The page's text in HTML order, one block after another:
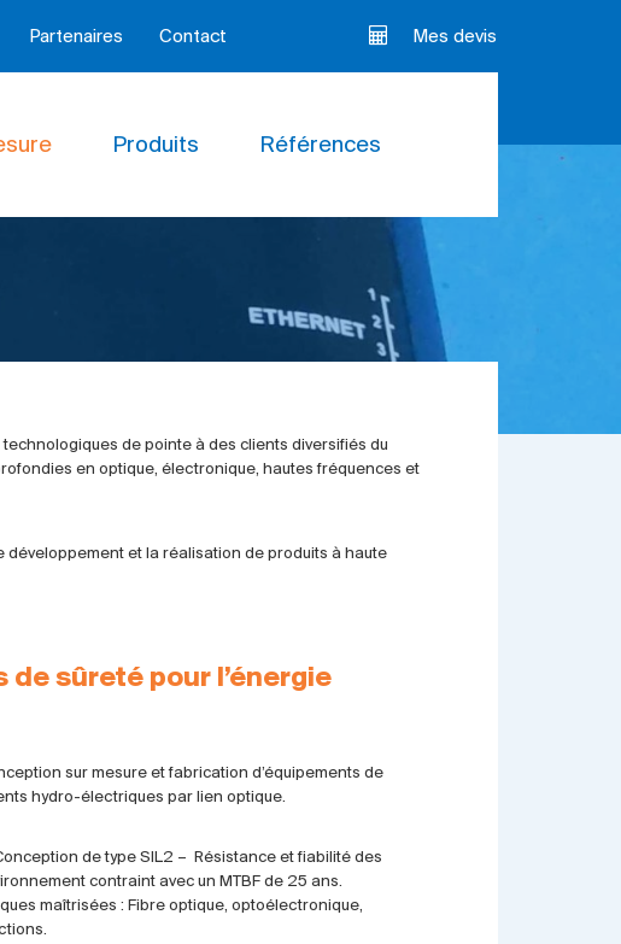
Partenaires Contact Mes devis
Produits Références
de pointe à des clients diversifiés du
en optique, électronique, hautes fréquences et
et la réalisation de produits à haute
de sûreté pour l’énergie
sur mesure et fabrication d’équipements de
hydro-électriques par lien optique.
de type SIL2 – Résistance et fiabilité des
contraint avec un MTBF de 25 ans.
maîtrisées : Fibre optique, optoélectronique,